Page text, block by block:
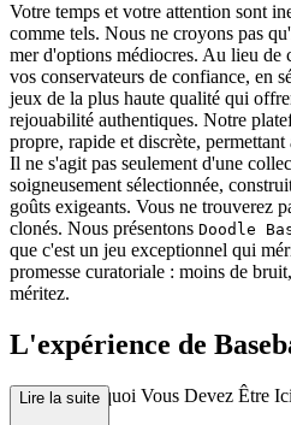
Votre temps et votre attention sont
comme tels. Nous ne croyons pas
mer d'options médiocres. Au lieu de
vos conservateurs de confiance, en
jeux de la plus haute qualité qui
rejouabilité authentiques. Notre
propre, rapide et discrète,
Il ne s'agit pas seulement d'une
soigneusement sélectionnée,
goûts exigeants. Vous ne trouverez
clonés. Nous présentons Doodle
que c'est un jeu exceptionnel qui
promesse curatoriale : moins de
méritez.
L'expérience de
nitive : Pourquoi Vous Devez Être Ici
Lire la suite